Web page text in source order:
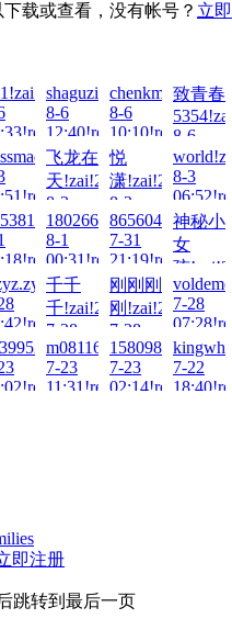
下载或查看，没有帐号？ 立
shaguzi!zai!2026-
8-6
12:40!read!
8-6
10:10!read!
致青春
8-6
飞龙在
天!zai!2026-
8-3
18:36!read!
悦
潇!zai!2026-
8-3
14:27!read!
8-3
1802667552!zai!2026-
8-1
00:31!read!
7-31
21:19!read!
神秘小
女
孩
7-31
千千
千!zai!2026-
7-28
14:35!read!
刚刚刚
刚!zai!2026-
7-28
13:32!read!
7-28
m081163!zai!2026-
7-23
11:31!read!
7-23
02:14!read!
7-22
即注册
跳转到最后一页